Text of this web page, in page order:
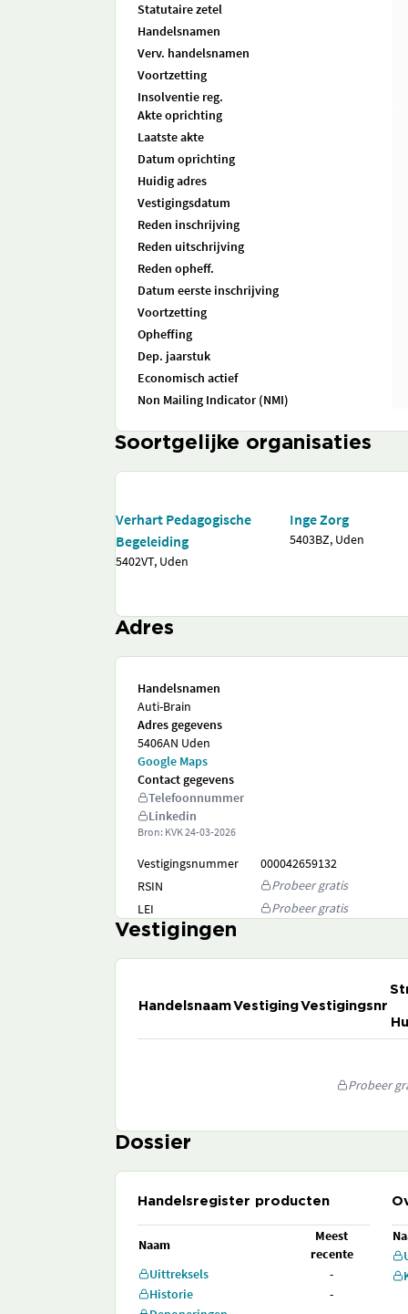
Statutaire zetel
Handelsnamen
Verv. handelsnamen
Voortzetting
Insolventie reg.
Akte oprichting
Laatste akte
Datum oprichting
Huidig adres
Vestigingsdatum
Reden inschrijving
Reden uitschrijving
Reden opheff.
Datum eerste inschrijving
Voortzetting
Opheffing
Dep. jaarstuk
Economisch actief
Non Mailing Indicator (NMI)
Soortgelijke organisaties
Verhart Pedagogische
Begeleiding
5402VT, Uden
Inge Zorg
5403BZ, Uden
Adres
Handelsnamen
Auti-Brain
Adres gegevens
5406AN Uden
Google Maps
Contact gegevens
Telefoonnummer
Linkedin
Bron: KVK24-03-2026
Vestigingsnummer
000042659132
RSIN
Probeer gratis
LEI
Probeer gratis
Vestigingen
HandelsnaamVestigingVestigingsnr
Probeer
Dossier
Handelsregister producten
Naam
Meest
recente
Uittreksels
-
Historie
-